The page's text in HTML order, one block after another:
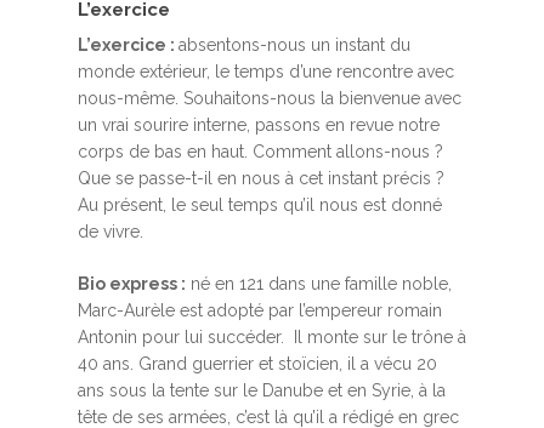
L’exercice
L’exercice : absentons-nous un instant du
monde extérieur, le temps d’une rencontre avec
nous-même. Souhaitons-nous la bienvenue avec
un vrai sourire interne, passons en revue notre
corps de bas en haut. Comment allons-nous ?
Que se passe-t-il en nous à cet instant précis ?
Au présent, le seul temps qu’il nous est donné
de vivre.
Bio express : né en 121 dans une famille noble,
Marc-Aurèle est adopté par l’empereur romain
Antonin pour lui succéder. Il monte sur le trône à
40 ans. Grand guerrier et stoïcien, il a vécu 20
ans sous la tente sur le Danube et en Syrie, à la
tête de ses armées, c’est là qu’il a rédigé en grec